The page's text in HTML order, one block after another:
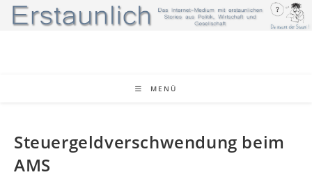
Zum
Inhalt
MENÜ
Steuergeldverschwendung beim
AMS